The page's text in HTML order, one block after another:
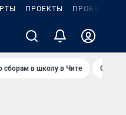
ПРОЕКТЫ ПРОБКИ
сборам в школу в Чите